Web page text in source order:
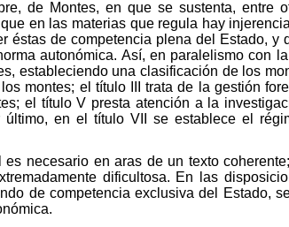
de Montes, en que se sustenta, entre
en las materias que regula hay
éstas de competencia plena del Estado, y
autonómica. Así, en paralelismo con
estableciendo una clasificación de los
montes; el título III trata de la gestión
el título V presta atención a la
en el título VII se establece el
necesario en aras de un texto
dificultosa. En las
de competencia exclusiva del Estado,